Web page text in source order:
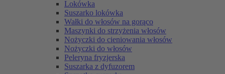
Lokówka
Suszarko lokówka
Wałki do włosów na gorąco
Maszynki do strzyżenia włosów
Nożyczki do cieniowania włosów
Nożyczki do włosów
Peleryna fryzjerska
Suszarka z dyfuzorem